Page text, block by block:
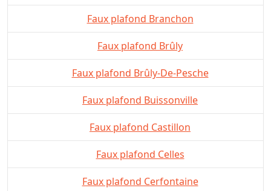
Faux plafond Branchon
Faux plafond Brûly
Faux plafond Brûly-De-Pesche
Faux plafond Buissonville
Faux plafond Castillon
Faux plafond Celles
Faux plafond Cerfontaine